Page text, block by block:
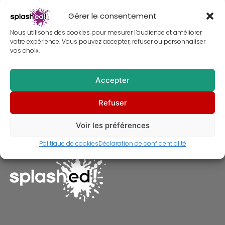
Gérer le consentement
Nous utilisons des cookies pour mesurer l’audience et améliorer
votre expérience. Vous pouvez accepter, refuser ou personnaliser
vos choix.
Accepter
Refuser
Voir les préférences
Politique de cookiesDéclaration de confidentialité
Tableau d’Elizabeth Taylor –
30,00 €